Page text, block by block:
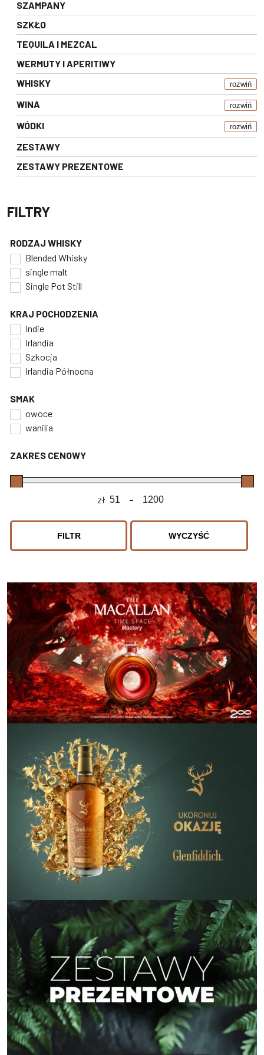
SZAMPANY
SZKŁO
TEQUILA I MEZCAL
WERMUTY I APERITIWY
WHISKY
rozwiń
WINA rozwiń
WÓDKI rozwiń
ZESTAWY
ZESTAWY PREZENTOWE
FILTRY
RODZAJ WHISKY
Blended Whisky
single malt
Single Pot Still
KRAJ POCHODZENIA
Indie
Irlandia
Szkocja
Irlandia Północna
SMAK
owoce
wanilia
ZAKRES CENOWY
zł Minimum Price
-Maximum Price
FILTR WYCZYŚĆ